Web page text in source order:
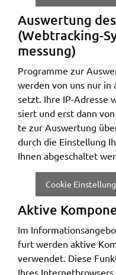
Auswer­tung
(Webtracking-
mes­sung)
Program­me zur
werden von uns nur
setzt. Ihre IP-Adres­se
siert und erst dann
te zur Auswer­tung
durch die Einstel­lung
Ihnen abge­schal­tet
Cookie
Akti­ve
Im
furt werden akti­ve
verwen­det. Diese
Ihres